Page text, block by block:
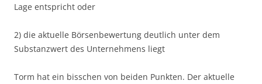
Lage entspricht oder
2) die aktuelle Börsenbewertung deutlich unter dem
Substanzwert des Unternehmens liegt
Torm hat ein bisschen von beiden Punkten. Der aktuelle